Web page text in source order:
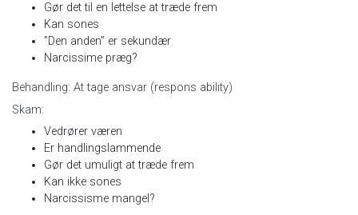
Gør det til en lettelse at træde frem
Kan sones
”Den anden” er sekundær
Narcissime præg?
Behandling: At tage ansvar (respons ability)
Skam:
Vedrører væren
Er handlingslammende
Gør det umuligt at træde frem
Kan ikke sones
Narcissisme mangel?